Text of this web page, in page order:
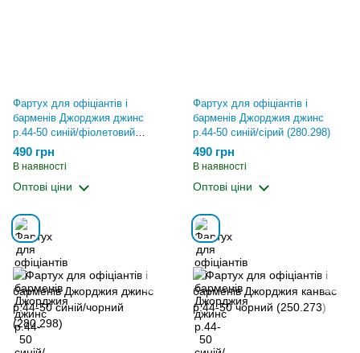
Фартух для офіціантів і
барменів Джорджия джинс
р.44-50 синій/фіолетовий
(280.298)
490 грн
В наявності
Оптові ціни
Фартух для офіціантів і
барменів Джорджия джинс
р.44-50 синій/сірий (280.298)
490 грн
В наявності
Оптові ціни